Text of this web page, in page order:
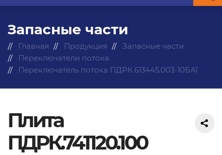
Запасные части
Главная Продукция
Запасные части
Переключатели потока
Переключатель потока ПДРК.613445.003-10БА1
Плита
ПДРК.741120.100